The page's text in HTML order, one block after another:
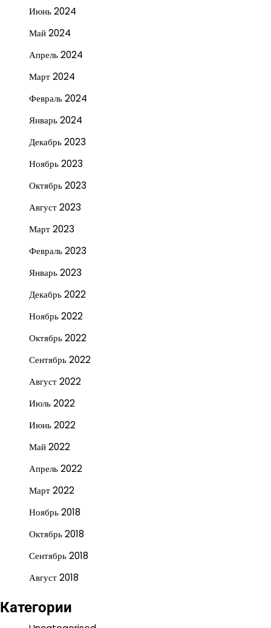
Июнь 2024
Май 2024
Апрель 2024
Март 2024
Февраль 2024
Январь 2024
Декабрь 2023
Ноябрь 2023
Октябрь 2023
Август 2023
Март 2023
Февраль 2023
Январь 2023
Декабрь 2022
Ноябрь 2022
Октябрь 2022
Сентябрь 2022
Август 2022
Июль 2022
Июнь 2022
Май 2022
Апрель 2022
Март 2022
Ноябрь 2018
Октябрь 2018
Сентябрь 2018
Август 2018
Категории